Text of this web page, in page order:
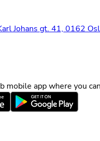
Johans gt. 41, 0162
Care – Der du
mobile app where you